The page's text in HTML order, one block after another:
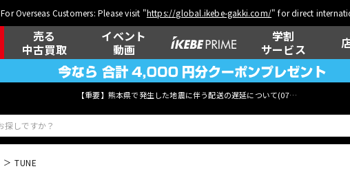
For Overseas Customers: Please visit "https://global.ikebe-gakki.com/" for direct
売る
中古買取
イベント
動画
学割
サービス
【重要】熊本県で発生した地震に伴う配送の遅延について(07月29日
TUNE